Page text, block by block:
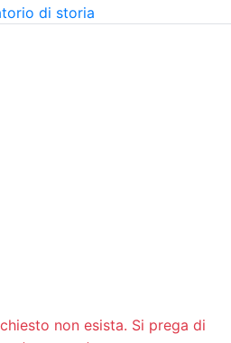
non esista. Si prega di